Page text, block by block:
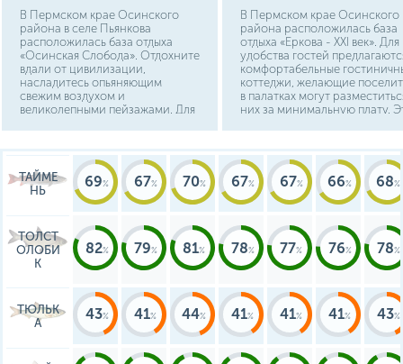
В Пермском крае Осинского
района в селе Пьянкова
расположилась база отдыха
«Осинская Слобода». Отдохните
вдали от цивилизации,
насладитесь опьяняющим
свежим воздухом и
великолепными пейзажами. Для
В Пермском крае Осинского
района расположилась база
отдыха «Еркова - XXI век». Для
удобства гостей
комфортабельные
коттеджи, желающие
в палатках могут
них за минимальную плату.
ТАЙМЕ
НЬ
69 67 70 67 67 66 68
ТОЛСТ
ОЛОБИ
К
82 79 81 78 77 76 78
ТЮЛЬК
А
43 41 44 41 41 41 43